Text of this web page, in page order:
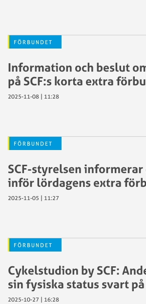
FÖRBUNDET
Information och beslut
på SCF:s korta extra
2025-11-08 | 11:28
FÖRBUNDET
SCF-styrelsen
inför lördagens extra
2025-11-05 | 11:27
FÖRBUNDET
Cykelstudion by SCF:
sin fysiska status svart
2025-10-27 | 16:28